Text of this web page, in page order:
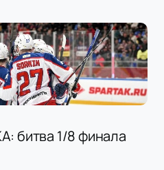
битва 1/8 финала